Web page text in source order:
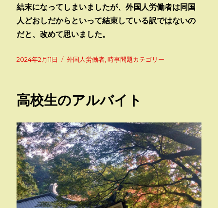
結末になってしまいましたが、外国人労働者は同国
人どおしだからといって結束している訳ではないの
だと、改めて思いました。
投
2024年2月11日
カ
ー
外国人労働者 ,時事問題カテゴリー
高校生のアルバイト